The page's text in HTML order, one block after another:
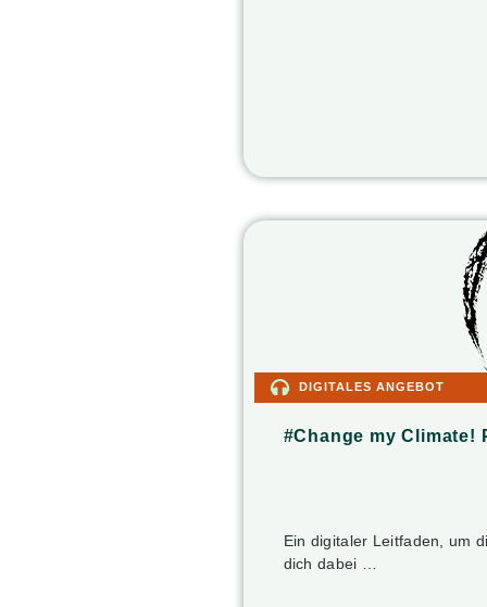
DIGITALES ANGEBOT
#Change my Climate!
Ein digitaler Leitfaden, um
dich dabei …